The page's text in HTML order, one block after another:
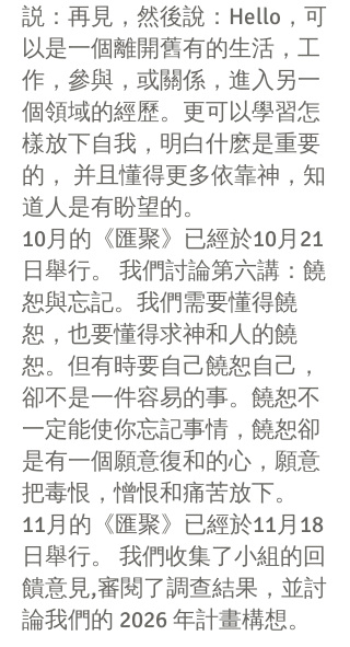
説：再見，然後說：Hello，可
以是一個離開舊有的生活，工
作，參與，或關係，進入另一
個領域的經歷。更可以學習怎
樣放下自我，明白什麽是重要
的， 并且懂得更多依靠神，知
道人是有盼望的。​
10月的《匯聚》已經於10月21
日舉行。 我們討論第六講：饒
恕與忘記。我們需要懂得饒
恕，也要懂得求神和人的饒
恕。但有時要自己饒恕自己，
卻不是一件容易的事。饒恕不
一定能使你忘記事情，饒恕卻
是有一個願意復和的心，願意
把毒恨，憎恨和痛苦放下。
​11月的《匯聚》已經於11月18
日舉行。 我們收集了小組的回
饋意見,審閱了調查結果，並討
論我們的 2026 年計畫構想。